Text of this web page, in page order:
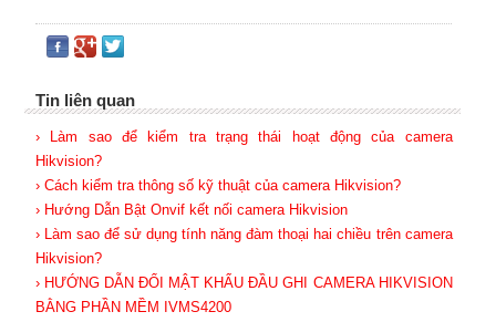
Tin liên quan
› Làm sao để kiểm tra trạng thái hoạt động của camera
Hikvision?
› Cách kiểm tra thông số kỹ thuật của camera Hikvision?
› Hướng Dẫn Bật Onvif kết nối camera Hikvision
› Làm sao để sử dụng tính năng đàm thoại hai chiều trên camera
Hikvision?
› HƯỚNG DẪN ĐỔI MẬT KHẨU ĐẦU GHI CAMERA HIKVISION
BẰNG PHẦN MỀM IVMS4200